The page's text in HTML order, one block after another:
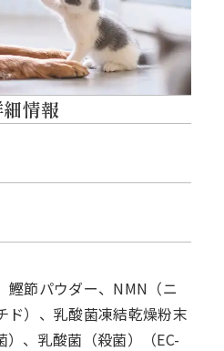
情報
鰹節パウダー、NMN（ニ
ド）、乳酸菌凍結乾燥粉末
）、乳酸菌（殺菌）（EC-